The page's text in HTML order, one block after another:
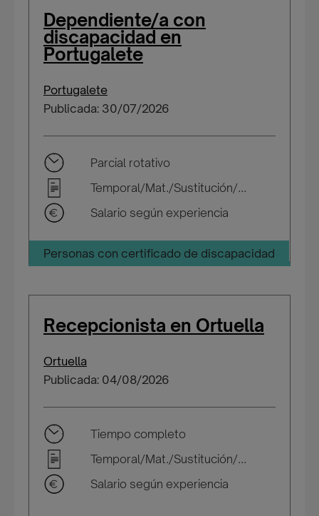
Dependiente/a con
discapacidad en
Portugalete
Portugalete
Publicada: 30/07/2026
Parcial rotativo
Temporal/Mat./Sustitución/...
Salario según experiencia
Personas con certificado de discapacidad
Recepcionista en Ortuella
Ortuella
Publicada: 04/08/2026
Tiempo completo
Temporal/Mat./Sustitución/...
Salario según experiencia